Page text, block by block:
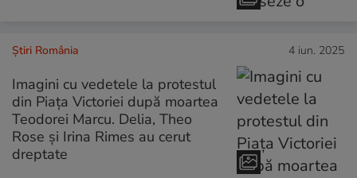
Știri România 4 iun. 2025
Imagini cu vedetele la protestul
din Piața Victoriei după moartea
Teodorei Marcu. Delia, Theo
Rose și Irina Rimes au cerut
dreptate